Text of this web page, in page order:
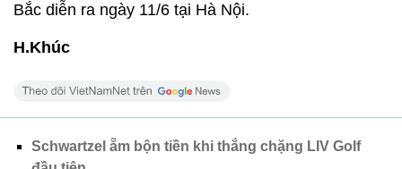
Bắc diễn ra ngày 11/6 tại Hà Nội.
H.Khúc
Schwartzel ẵm bộn tiền khi thắng chặng LIV Golf